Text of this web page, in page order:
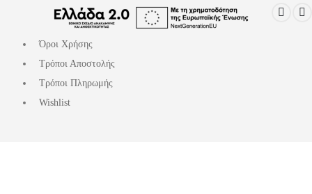
Όροι Χρήσης
Τρόποι Αποστολής
Τρόποι Πληρωμής
Wishlist